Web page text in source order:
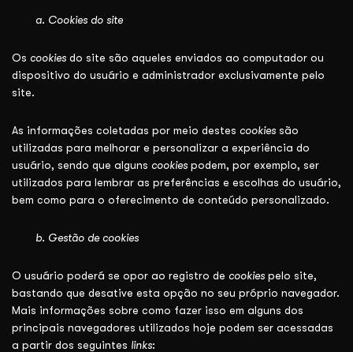
a. Cookies do site
Os cookies do site são aqueles enviados ao computador ou
dispositivo do usuário e administrador exclusivamente pelo
site.
As informações coletadas por meio destes cookies são
utilizadas para melhorar e personalizar a experiência do
usuário, sendo que alguns cookies podem, por exemplo, ser
utilizados para lembrar as preferências e escolhas do usuário,
bem como para o oferecimento de conteúdo personalizado.
b. Gestão de cookies
O usuário poderá se opor ao registro de cookies pelo site,
bastando que desative esta opção no seu próprio navegador.
Mais informações sobre como fazer isso em alguns dos
principais navegadores utilizados hoje podem ser acessadas
a partir dos seguintes links: